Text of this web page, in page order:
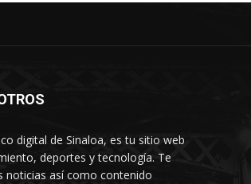
digital de Sinaloa, es tu sitio web
deportes y tecnología. Te
noticias así como contenido